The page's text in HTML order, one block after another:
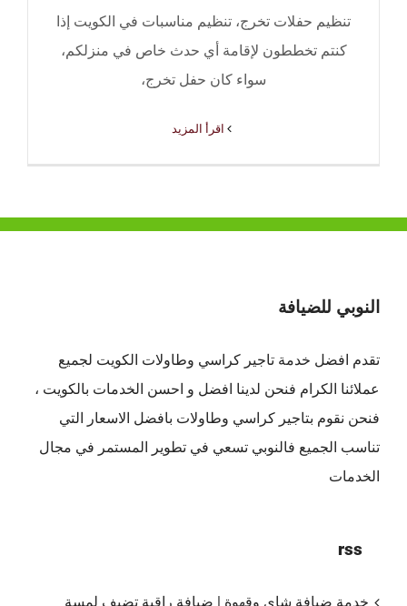
تنظيم حفلات تخرج، تنظيم مناسبات في الكويت إذا
كنتم تخططون لإقامة أي حدث خاص في منزلكم،
سواء كان حفل تخرج،
النوبي للضيافة
تقدم افضل خدمة تاجير كراسي وطاولات الكويت لجميع
عملائنا الكرام فنحن لدينا افضل و احسن الخدمات بالكويت ،
فنحن نقوم بتاجير كراسي وطاولات بافضل الاسعار التي
تناسب الجميع فالنوبي تسعي في تطوير المستمر في مجال
الخدمات
rss
خدمة ضيافة شاي وقهوة | ضيافة راقية تضيف لمسة